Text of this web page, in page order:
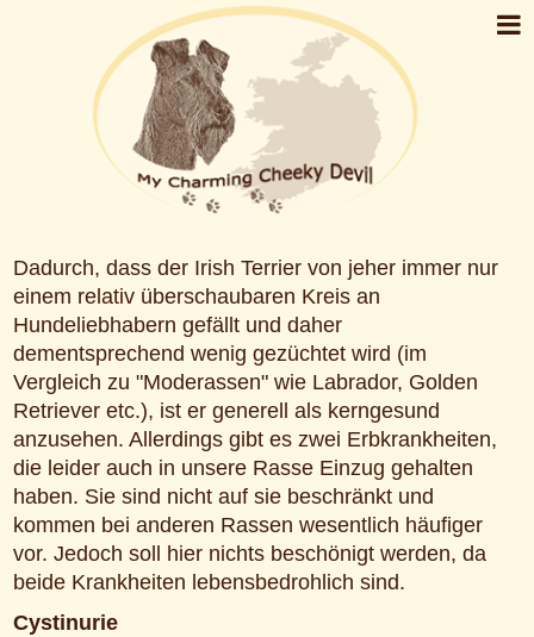
Dadurch, dass der Irish Terrier von jeher immer nur
einem relativ überschaubaren Kreis an
Hundeliebhabern gefällt und daher
dementsprechend wenig gezüchtet wird (im
Vergleich zu "Moderassen" wie Labrador, Golden
Retriever etc.), ist er generell als kerngesund
anzusehen. Allerdings gibt es zwei Erbkrankheiten,
die leider auch in unsere Rasse Einzug gehalten
haben. Sie sind nicht auf sie beschränkt und
kommen bei anderen Rassen wesentlich häufiger
vor. Jedoch soll hier nichts beschönigt werden, da
beide Krankheiten lebensbedrohlich sind.
Cystinurie